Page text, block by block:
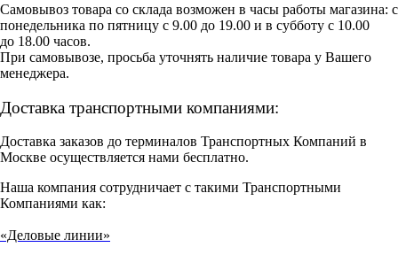
Самовывоз товара со склада возможен в часы работы магазина: с
понедельника по пятницу с 9.00 до 19.00 и в субботу с 10.00
до 18.00 часов.
При самовывозе, просьба уточнять наличие товара у Вашего
менеджера.
Доставка транспортными компаниями:
Доставка заказов до терминалов Транспортных Компаний в
Москве осуществляется нами бесплатно.
Наша компания сотрудничает с такими Транспортными
Компаниями как:
«Деловые линии»